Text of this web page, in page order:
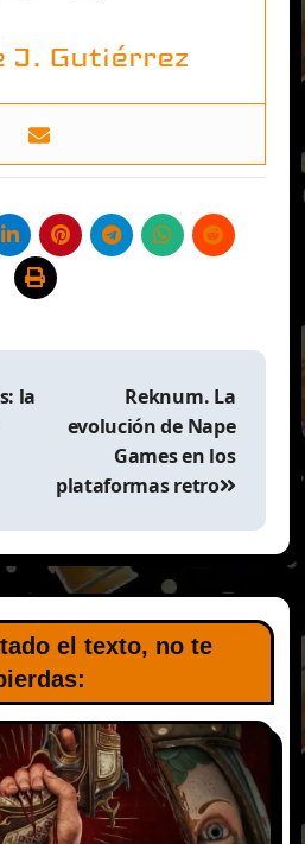
J. Gutiérrez
la
Reknum. La
evolución de Nape
Games en los
plataformas retro
el texto, no te